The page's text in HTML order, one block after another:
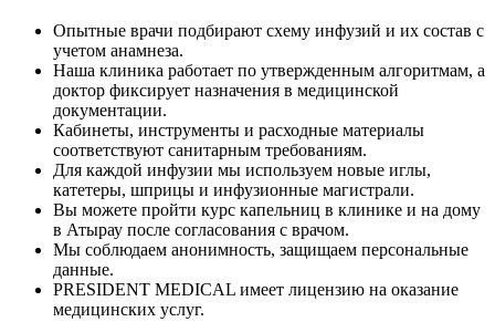
Опытные врачи подбирают схему инфузий и их состав с
учетом анамнеза.
Наша клиника работает по утвержденным алгоритмам, а
доктор фиксирует назначения в медицинской
документации.
Кабинеты, инструменты и расходные материалы
соответствуют санитарным требованиям.
Для каждой инфузии мы используем новые иглы,
катетеры, шприцы и инфузионные магистрали.
Вы можете пройти курс капельниц в клинике и на дому
в Атырау после согласования с врачом.
Мы соблюдаем анонимность, защищаем персональные
данные.
PRESIDENT MEDICAL имеет лицензию на оказание
медицинских услуг.